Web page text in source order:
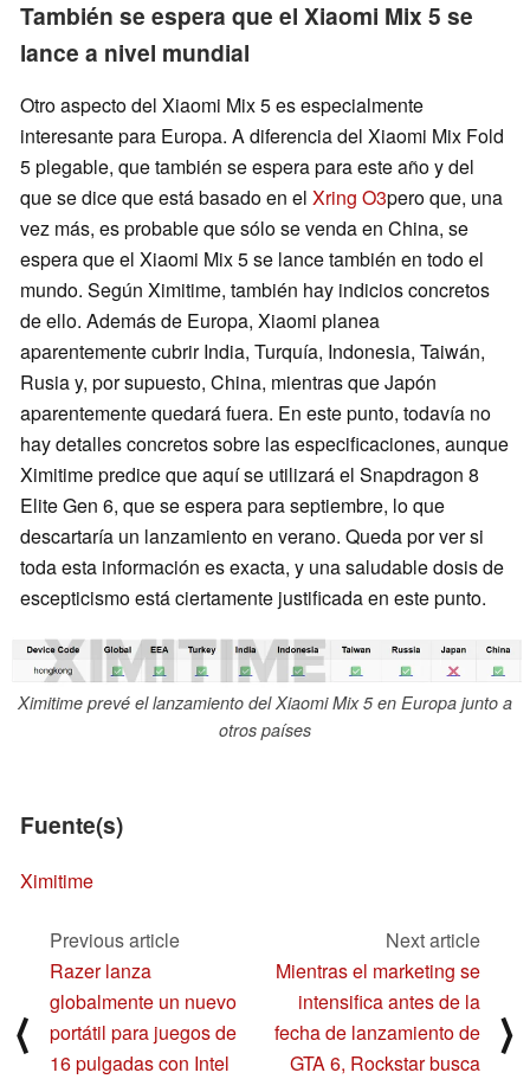
También se espera que el Xiaomi Mix 5 se
lance a nivel mundial
Otro aspecto del Xiaomi Mix 5 es especialmente
interesante para Europa. A diferencia del Xiaomi Mix Fold
5 plegable, que también se espera para este año y del
que se dice que está basado en el Xring O3pero que, una
vez más, es probable que sólo se venda en China, se
espera que el Xiaomi Mix 5 se lance también en todo el
mundo. Según Ximitime, también hay indicios concretos
de ello. Además de Europa, Xiaomi planea
aparentemente cubrir India, Turquía, Indonesia, Taiwán,
Rusia y, por supuesto, China, mientras que Japón
aparentemente quedará fuera. En este punto, todavía no
hay detalles concretos sobre las especificaciones, aunque
Ximitime predice que aquí se utilizará el Snapdragon 8
Elite Gen 6, que se espera para septiembre, lo que
descartaría un lanzamiento en verano. Queda por ver si
toda esta información es exacta, y una saludable dosis de
escepticismo está ciertamente justificada en este punto.
Ximitime prevé el lanzamiento del Xiaomi Mix 5 en Europa junto a
otros países
Fuente(s)
Ximitime
⟨
Previous article
Razer lanza
globalmente un nuevo
portátil para juegos de
16 pulgadas con Intel
Next article
Mientras el marketing se
intensifica antes de la
fecha de lanzamiento de
GTA 6, Rockstar busca
⟩